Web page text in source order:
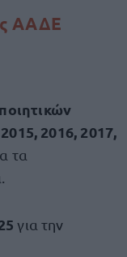
ΑΑΔΕ
2016, 2017,
τα
για την